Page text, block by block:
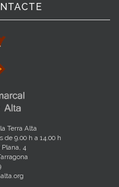
Terra Alta
9.00 h a 14.00 h
4